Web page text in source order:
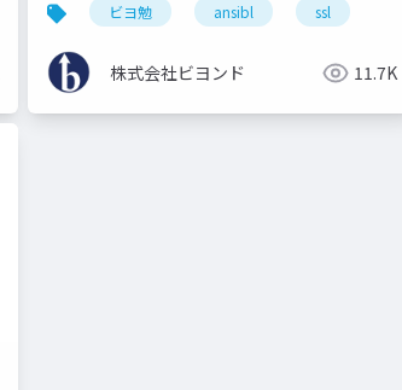
ビヨ勉 ansibl ssl
株式会社ビヨンド 11.7K